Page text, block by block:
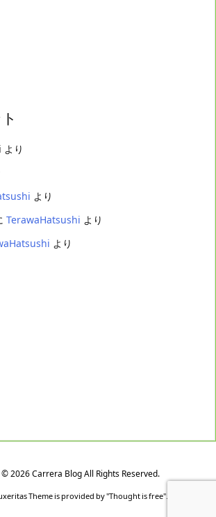
より
より
TerawaHatsushi より
より
©2026 Carrera BlogAll Rights Reserved.
Theme is provided by "Thought is free".